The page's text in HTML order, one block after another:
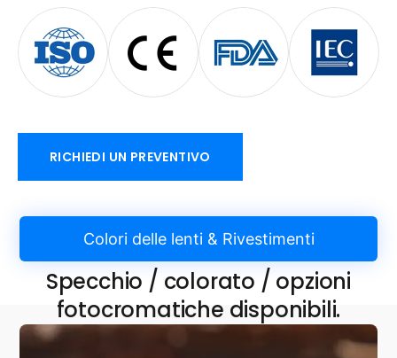
RICHIEDI UN PREVENTIVO
Colori delle lenti & Rivestimenti
Specchio / colorato / opzioni
fotocromatiche disponibili.